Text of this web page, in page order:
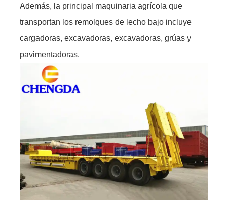
Además, la principal maquinaria agrícola que
transportan los remolques de lecho bajo incluye
cargadoras, excavadoras, excavadoras, grúas y
pavimentadoras.